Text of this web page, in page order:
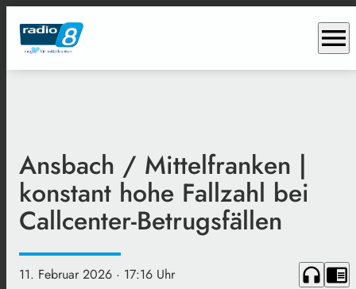
menu
Ansbach / Mittelfranken |
konstant hohe Fallzahl bei
Callcenter-Betrugsfällen
11. Februar 2026 · 17:16 Uhr headphones chrome_reader_mode